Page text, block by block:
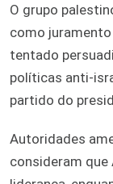
O grupo
como
tentado
políticas anti-
partido do
Autoridades
consideram